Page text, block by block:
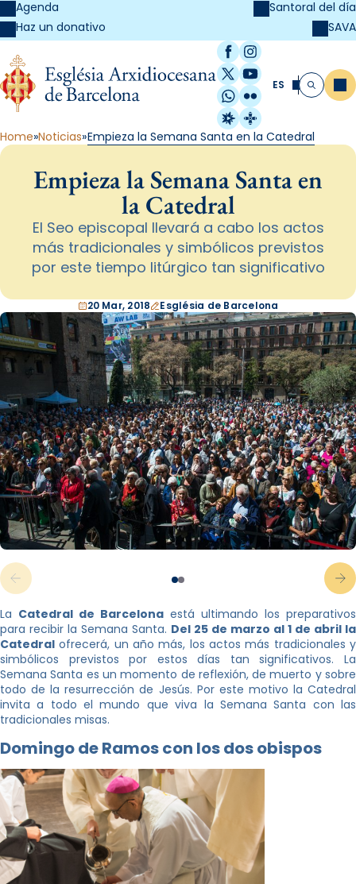
Agenda
Haz un donativo
Santoral del día
SAVA
Facebook
Instagram
X / Twitter
YouTube
WhatsApp
Flickr
Radio Estel
Catalunya
ES Buscar
Home Noticias Empieza la Semana Santa en la Catedral
Empieza la Semana Santa en
la Catedral
El Seo episcopal llevará a cabo los actos
más tradicionales y simbólicos previstos
por este tiempo litúrgico tan significativo
20 Mar, 2018 Església de Barcelona
La Catedral de Barcelona está ultimando los preparativos
para recibir la Semana Santa. Del 25 de marzo al 1 de abril la
Catedral ofrecerá, un año más, los actos más tradicionales y
simbólicos previstos por estos días tan significativos. La
Semana Santa es un momento de reflexión, de muerto y sobre
todo de la resurrección de Jesús. Por este motivo la Catedral
invita a todo el mundo que viva la Semana Santa con las
tradicionales misas.
Domingo de Ramos con los dos obispos